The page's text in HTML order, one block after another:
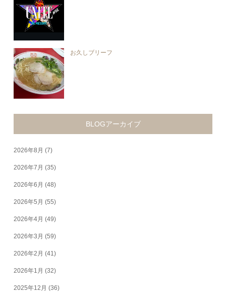
お久しブリーフ
BLOGアーカイブ
2026年8月 (7)
2026年7月 (35)
2026年6月 (48)
2026年5月 (55)
2026年4月 (49)
2026年3月 (59)
2026年2月 (41)
2026年1月 (32)
2025年12月 (36)